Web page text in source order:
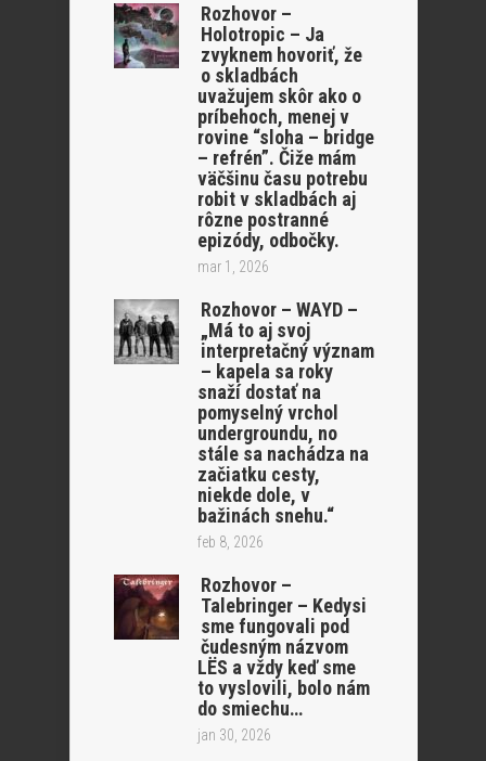
Rozhovor –
Holotropic – Ja
zvyknem hovoriť, že
o skladbách
uvažujem skôr ako o
príbehoch, menej v
rovine “sloha – bridge
– refrén”. Čiže mám
väčšinu času potrebu
robit v skladbách aj
rôzne postranné
epizódy, odbočky.
mar 1, 2026
Rozhovor – WAYD –
„Má to aj svoj
interpretačný význam
– kapela sa roky
snaží dostať na
pomyselný vrchol
undergroundu, no
stále sa nachádza na
začiatku cesty,
niekde dole, v
bažinách snehu.“
feb 8, 2026
Rozhovor –
Talebringer – Kedysi
sme fungovali pod
čudesným názvom
LËS a vždy keď sme
to vyslovili, bolo nám
do smiechu…
jan 30, 2026